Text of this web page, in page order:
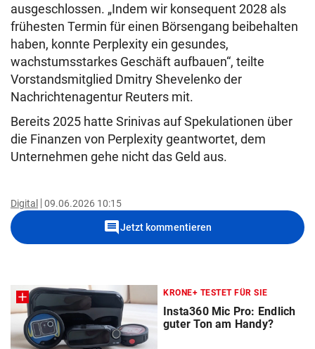
ausgeschlossen. „Indem wir konsequent 2028 als
frühesten Termin für einen Börsengang beibehalten
haben, konnte Perplexity ein gesundes,
wachstumsstarkes Geschäft aufbauen“, teilte
Vorstandsmitglied Dmitry Shevelenko der
Nachrichtenagentur Reuters mit.
Bereits 2025 hatte Srinivas auf Spekulationen über
die Finanzen von Perplexity geantwortet, dem
Unternehmen gehe nicht das Geld aus.
Digital 09.06.2026 10:15
commentJetzt kommentieren
KRONE+ TESTET FÜR SIE
Insta360 Mic Pro: Endlich
guter Ton am Handy?